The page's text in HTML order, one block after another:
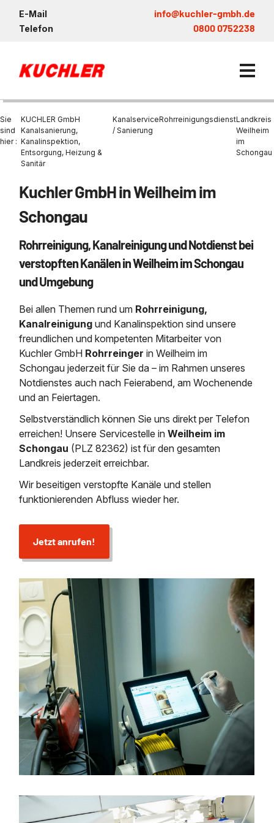
E-Mail info@kuchler-gmbh.de
Telefon 0800 0752238
Kanalservice / Sanierung
Kanalsanierung
GFK - Schachtliner
Kanalinspektion
Grubenentleerung
24h Notdienst
Kosten Preise
Wasserhaltung
Entsorgung
Entsorgung und
Bohrschlamm
Chemisch physikalische
Behandlungsanlage
Grubenentleerung und
Sickerschacht Reinigung
Abfallzwischenlager
Schießstandsanierung -
Geschosssandfang
Abscheider
Entleerung Entsorgung
Sanierung von
Saugbagger / Luftförderanlage
Be- und Entkiesen von
Faultürmen per
Entleerung und
Saugbagger und Pumpen
Fermenter-Entleerung
Regenrückhaltebecken
Entschlammung
Trockensaugen von
Weitere Services mit
Heizung / Sanitär
Heizung / Sanitär
Tiefbau
KUCHLER GRUPPE
News & Aktuelles
Stellenangebote
Kontakt
Sie
sind
hier :
KUCHLER GmbH
Kanalsanierung,
Kanalinspektion,
Entsorgung, Heizung &
Sanitär
Kanalservice
/ Sanierung
RohrreinigungsdienstLandkreis
Weilheim
im
Schongau
Kuchler GmbH in Weilheim im
Schongau
Rohrreinigung, Kanalreinigung und Notdienst bei
verstopften Kanälen in Weilheim im Schongau
und Umgebung
Bei allen Themen rund um Rohrreinigung,
Kanalreinigung und Kanalinspektion sind unsere
freundlichen und kompetenten Mitarbeiter von
Kuchler GmbH Rohrreinger in Weilheim im
Schongau jederzeit für Sie da – im Rahmen unseres
Notdienstes auch nach Feierabend, am Wochenende
und an Feiertagen.
Selbstverständlich können Sie uns direkt per Telefon
erreichen! Unsere Servicestelle inWeilheim im
Schongau (PLZ 82362) ist für den gesamten
Landkreis jederzeit erreichbar.
Wir beseitigen verstopfte Kanäle und stellen
funktionierenden Abfluss wieder her.
Jetzt anrufen!